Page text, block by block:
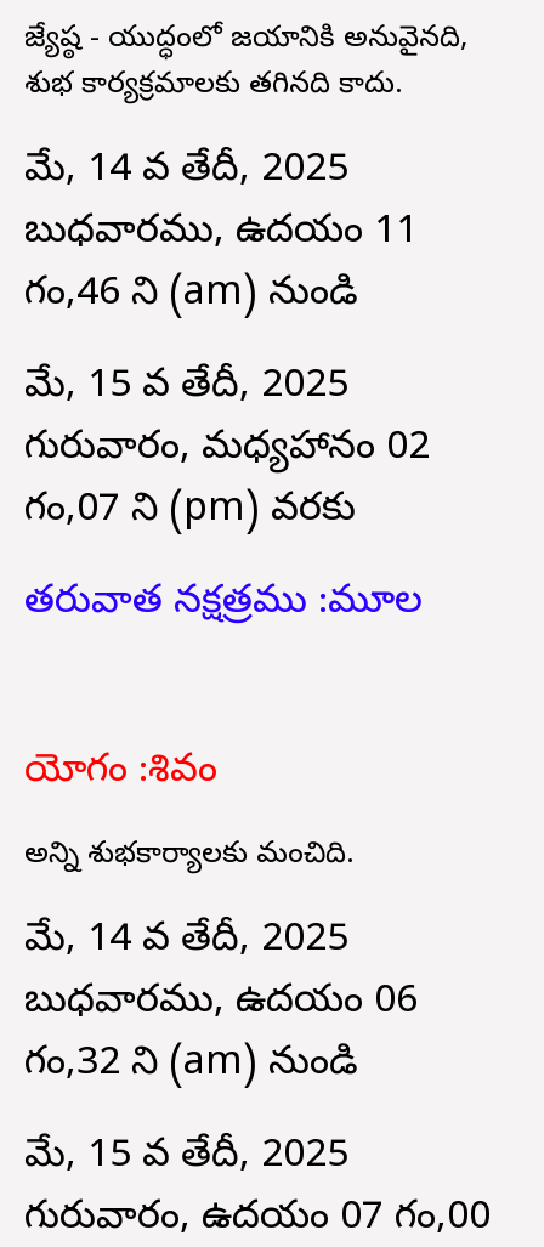
జ్యేష్ఠ - యుద్ధంలో విజయానికి అనువైనది,
శుభ కార్యక్రమాలకు తగినది కాదు.
మే, 14 వ తేదీ, 2025
బుధవారము, ఉదయం 11
గం,46 ని (am) నుండి
మే, 15 వ తేదీ, 2025
గురువారం, మధ్యహానం 02
గం,07 ని (pm) వరకు
తరువాత నక్షత్రము :మూల
యోగం :శివం
అన్ని శుభకార్యాలకు మంచిది.
మే, 14 వ తేదీ, 2025
బుధవారము, ఉదయం 06
గం,32 ని (am) నుండి
మే, 15 వ తేదీ, 2025
గురువారం, ఉదయం 07 గం,00